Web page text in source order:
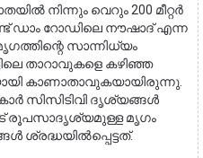
നിന്നും വെറും 200 മീറ്റർ
റോഡിലെ നൗഷാദ് എന്ന
സാന്നിധ്യം
താറാവുകളെ കഴിഞ്ഞ
കാണാതാവുകയായിരുന്നു.
സിസിടിവി ദൃശ്യങ്ങൾ
രൂപസാദൃശ്യമുള്ള മൃഗം
ശ്രദ്ധയിൽപ്പെട്ടത്.